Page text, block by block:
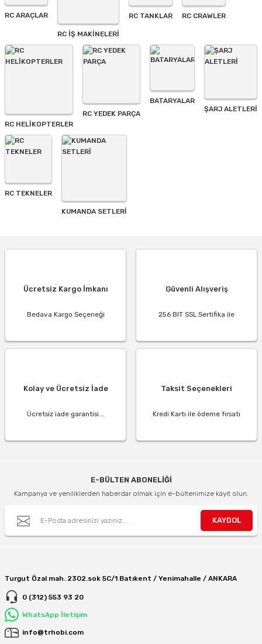
Ürün fiyatı diğer sitelerden daha pahalı.
Bu ürüne benzer farklı alternatifler olmalı.
Gönder
RC ARAÇLAR
RC İŞ MAKİNELERİ
RC TANKLAR RC CRAWLER
RC HELİKOPTERLER
RC YEDEK PARÇA
BATARYALAR
ŞARJ ALETLERI
RC TEKNELER
KUMANDA SETLERİ
Ücretsiz Kargo İmkanı
Bedava Kargo Seçeneği
Güvenli Alışveriş
256 BIT SSL Sertifika ile
Kolay ve Ücretsiz İade
Ücretsiz iade garantisi...
Taksit Seçenekleri
Kredi Kartı ile ödeme fırsatı
E-BÜLTEN ABONELİĞİ
Kampanya ve yeniliklerden haberdar olmak için e-bültenimize kayıt olun.
KAYDOL
Turgut Özal mah. 2302.sok 5C/1 Batıkent / Yenimahalle / ANKARA
0 (312) 553 93 20
WhatsApp İletişim
info@trhobi.com